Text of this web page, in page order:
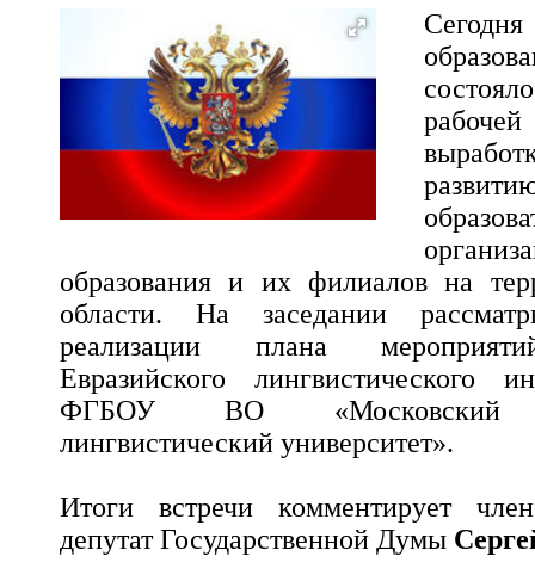
образования и их филиалов на
области. На заседании
реализации плана
Евразийского лингвистического
ФГБОУ ВО «Московский
лингвистический университет».
Итоги встречи комментирует
депутат Государственной Думы